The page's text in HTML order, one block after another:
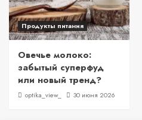
Продукты питания
Овечье молоко:
забытый суперфуд
или новый тренд?
optika_view_ 30 июня 2026